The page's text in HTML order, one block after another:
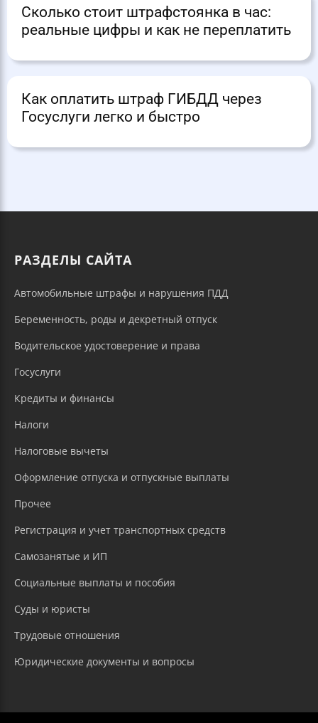
Сколько стоит штрафстоянка в час:
реальные цифры и как не переплатить
Как оплатить штраф ГИБДД через
Госуслуги легко и быстро
РАЗДЕЛЫ САЙТА
Автомобильные штрафы и нарушения ПДД
Беременность, роды и декретный отпуск
Водительское удостоверение и права
Госуслуги
Кредиты и финансы
Налоги
Налоговые вычеты
Оформление отпуска и отпускные выплаты
Прочее
Регистрация и учет транспортных средств
Самозанятые и ИП
Социальные выплаты и пособия
Суды и юристы
Трудовые отношения
Юридические документы и вопросы